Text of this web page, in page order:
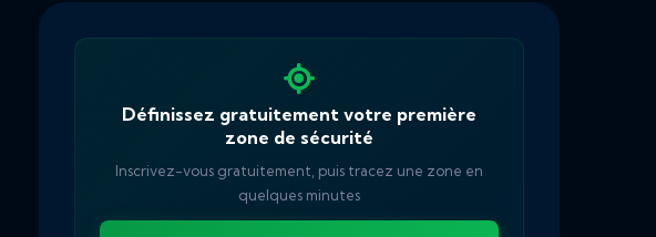
Définissez gratuitement votre première
zone de sécurité
Inscrivez-vous gratuitement, puis tracez une zone en
quelques minutes